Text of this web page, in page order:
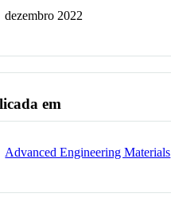
dezembro 2022
em
Advanced Engineering Materials